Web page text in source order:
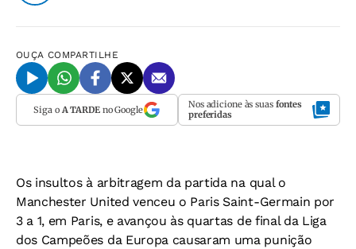
OUÇA COMPARTILHE
Siga o A TARDEno Google Nos adicione às suas fontes
preferidas
Os insultos à arbitragem da partida na qual o
Manchester United venceu o Paris Saint-Germain por
3 a 1, em Paris, e avançou às quartas de final da Liga
dos Campeões da Europa causaram uma punição